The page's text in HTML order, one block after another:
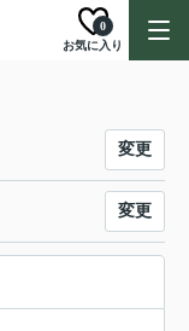
お気に入り
0
変更
変更